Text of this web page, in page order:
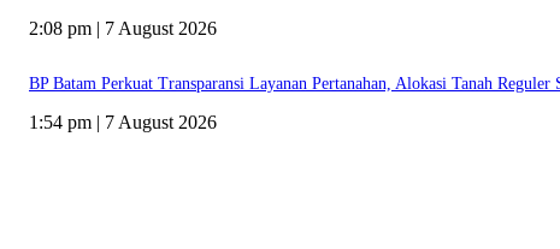
2:08 pm | 7 August 2026
BP Batam Perkuat Transparansi Layanan Pertanahan, Alokasi Tanah
1:54 pm | 7 August 2026